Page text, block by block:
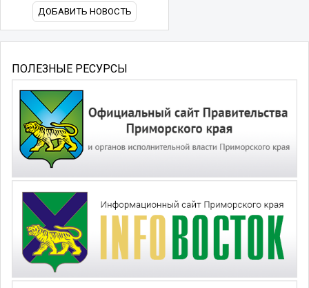
ДОБАВИТЬ НОВОСТЬ
ПОЛЕЗНЫЕ РЕСУРСЫ